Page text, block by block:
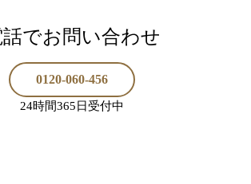
話でお問い合わせ
0120-060-456
24時間365日受付中